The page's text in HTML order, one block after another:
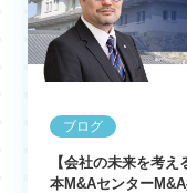
ブログ
【会社の未来を考
本M&Aセンター